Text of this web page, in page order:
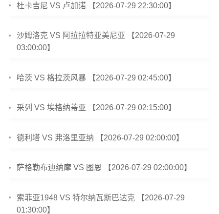
杜卡吉尼 VS 卢加诺 【2026-07-29 22:30:00】
沙姆洛克 VS 阿拉拉特亚美尼亚 【2026-07-29
03:00:00】
哈茨 VS 格拉茨风暴 【2026-07-29 02:45:00】
采列 VS 埃格纳蒂亚 【2026-07-29 02:15:00】
德利塔 VS 弗洛里亚纳 【2026-07-29 02:00:00】
萨格勒布迪纳摩 VS 图恩 【2026-07-29 02:00:00】
索菲亚1948 VS 特尔纳瓦斯巴达克 【2026-07-29
01:30:00】